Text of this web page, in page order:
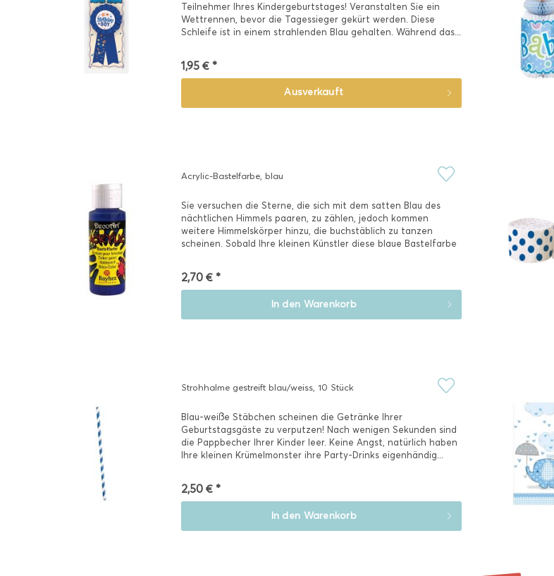
Teilnehmer Ihres Kindergeburtstages! Veranstalten Sie ein
Wettrennen, bevor die Tagessieger gekürt werden. Diese
Schleife ist in einem strahlenden Blau gehalten. Während das...
1,95 € *
Ausverkauft
Acrylic-Bastelfarbe, blau
Sie versuchen die Sterne, die sich mit dem satten Blau des
nächtlichen Himmels paaren, zu zählen, jedoch kommen
weitere Himmelskörper hinzu, die buchstäblich zu tanzen
scheinen. Sobald Ihre kleinen Künstler diese blaue Bastelfarbe
2,70 € *
In den Warenkorb
Strohhalme gestreift blau/weiss, 10 Stück
Blau-weiße Stäbchen scheinen die Getränke Ihrer
Geburtstagsgäste zu verputzen! Nach wenigen Sekunden sind
die Pappbecher Ihrer Kinder leer. Keine Angst, natürlich haben
Ihre kleinen Krümelmonster ihre Party-Drinks eigenhändig...
2,50 € *
In den Warenkorb